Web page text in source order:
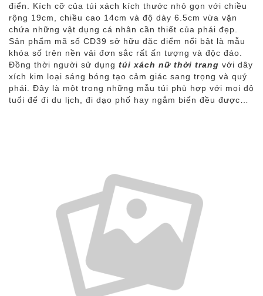
điển. Kích cỡ của túi xách kích thước nhỏ gọn với chiều
rộng 19cm, chiều cao 14cm và độ dày 6.5cm vừa vặn
chứa những vật dụng cá nhân cần thiết của phái đẹp.
Sản phẩm mã số CD39 sở hữu đặc điểm nổi bật là mẫu
khóa số trên nền vải đơn sắc rất ấn tượng và độc đáo.
Đồng thời người sử dụng túi xách nữ thời trang với dây
xích kim loại sáng bóng tạo cảm giác sang trọng và quý
phái. Đây là một trong những mẫu túi phù hợp với mọi độ
tuổi để đi du lịch, đi dạo phố hay ngắm biển đều được…